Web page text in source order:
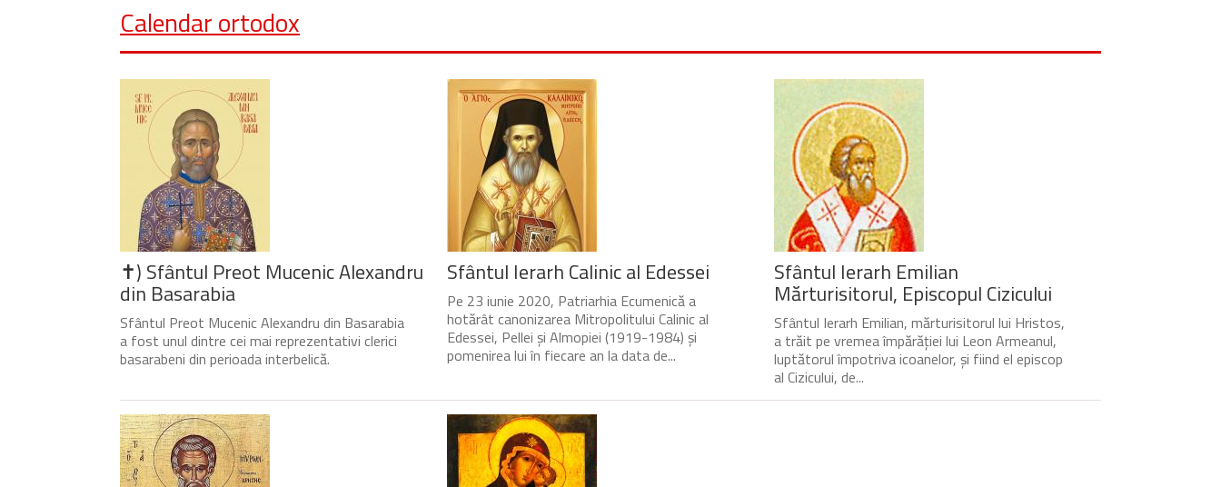
Calendar ortodox
✝) Sfântul Preot Mucenic Alexandru
din Basarabia
Sfântul Preot Mucenic Alexandru din Basarabia
a fost unul dintre cei mai reprezentativi clerici
basarabeni din perioada interbelică.
Sfântul Ierarh Calinic al Edessei
Pe 23 iunie 2020, Patriarhia Ecumenică a
hotărât canonizarea Mitropolitului Calinic al
Edessei, Pellei și Almopiei (1919-1984) și
pomenirea lui în fiecare an la data de...
Sfântul Ierarh Emilian
Mărturisitorul, Episcopul Cizicului
Sfântul Ierarh Emilian, mărturisitorul lui Hristos,
a trăit pe vremea împărăției lui Leon Armeanul,
luptătorul împotriva icoanelor, și fiind el episcop
al Cizicului, de...